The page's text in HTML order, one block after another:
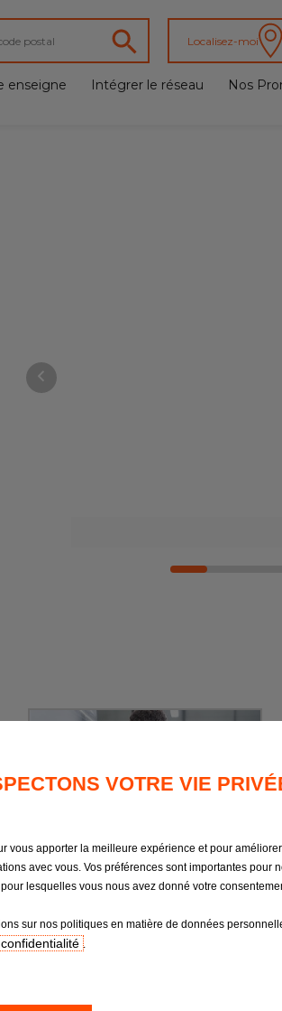
Localisez-moi
enseigne Intégrer le réseau Nos
Pneumatiques
Ne négligez pas votre seul point de
VOTRE VIE
vous apporter la meilleure expérience et pour
avec vous. Vos préférences sont importantes pour
lesquelles vous nous avez donné votre
sur nos politiques en matière de données
.